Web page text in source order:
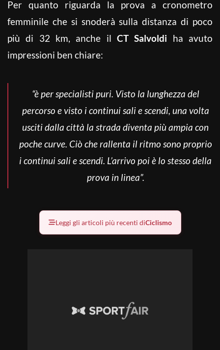
Per quanto riguarda la prova a cronometro
femminile che si snoderà sulla distanza di poco
più di 32 km, anche il CT Salvoldi ha avuto
impressioni ben chiare:
“è per specialisti puri. Visto la lunghezza del
percorso e visto i continui sali e scendi, una volta
usciti dalla città la strada diventa più ampia con
poche curve. Ciò che rallenta il ritmo sono proprio
i continui sali e scendi. L’arrivo poi è lo stesso della
prova in linea”.
Leggi gli articoli più recenti diCiclismo